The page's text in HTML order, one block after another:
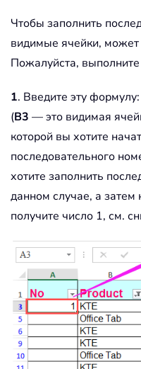
Чтобы заполнить
видимые ячейки,
Пожалуйста,
1. Введите эту формулу:
(B3 — это видимая
которой вы хотите
последовательного
хотите заполнить
данном случае, а
получите число 1, см.